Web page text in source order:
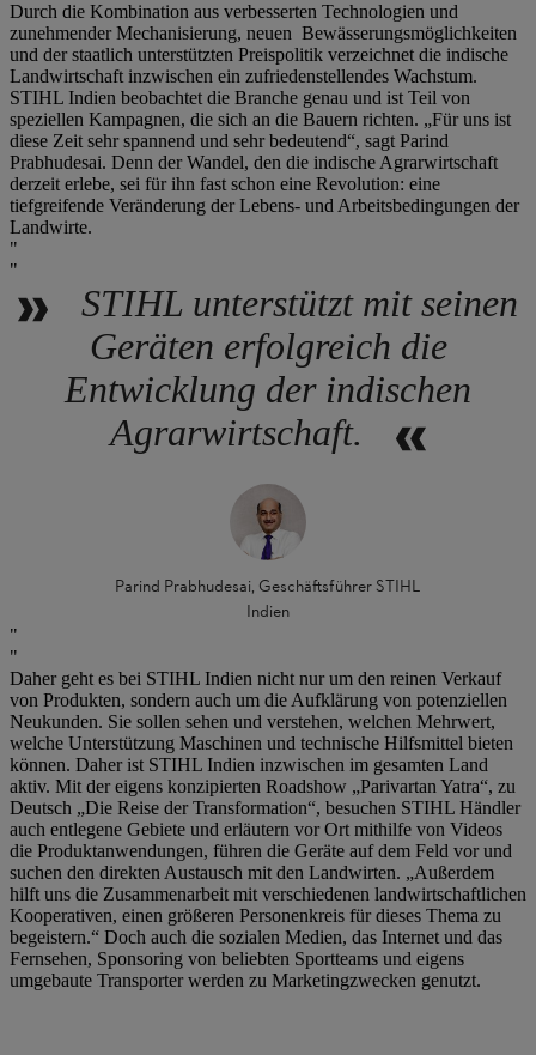
Durch die Kombination aus verbesserten Technologien und
zunehmender Mechanisierung, neuen Bewässerungsmöglichkeiten
und der staatlich unterstützten Preispolitik verzeichnet die indische
Landwirtschaft inzwischen ein zufriedenstellendes Wachstum.
STIHL Indien beobachtet die Branche genau und ist Teil von
speziellen Kampagnen, die sich an die Bauern richten. „Für uns ist
diese Zeit sehr spannend und sehr bedeutend“, sagt Parind
Prabhudesai. Denn der Wandel, den die indische Agrarwirtschaft
derzeit erlebe, sei für ihn fast schon eine Revolution: eine
tiefgreifende Veränderung der Lebens- und Arbeitsbedingungen der
Landwirte.
STIHL unterstützt mit seinen
Geräten erfolgreich die
Entwicklung der indischen
Agrarwirtschaft.
Parind Prabhudesai, Geschäftsführer STIHL
Indien
Daher geht es bei STIHL Indien nicht nur um den reinen Verkauf
von Produkten, sondern auch um die Aufklärung von potenziellen
Neukunden. Sie sollen sehen und verstehen, welchen Mehrwert,
welche Unterstützung Maschinen und technische Hilfsmittel bieten
können. Daher ist STIHL Indien inzwischen im gesamten Land
aktiv. Mit der eigens konzipierten Roadshow „Parivartan Yatra“, zu
Deutsch „Die Reise der Transformation“, besuchen STIHL Händler
auch entlegene Gebiete und erläutern vor Ort mithilfe von Videos
die Produktanwendungen, führen die Geräte auf dem Feld vor und
suchen den direkten Austausch mit den Landwirten. „Außerdem
hilft uns die Zusammenarbeit mit verschiedenen landwirtschaftlichen
Kooperativen, einen größeren Personenkreis für dieses Thema zu
begeistern.“ Doch auch die sozialen Medien, das Internet und das
Fernsehen, Sponsoring von beliebten Sportteams und eigens
umgebaute Transporter werden zu Marketingzwecken genutzt.